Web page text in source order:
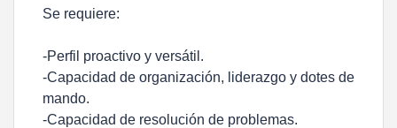
Se requiere:
-Perfil proactivo y versátil.
-Capacidad de organización, liderazgo y dotes de
mando.
-Capacidad de resolución de problemas.